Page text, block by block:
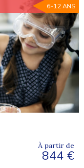
6-12 ANS
À partir de
844 €